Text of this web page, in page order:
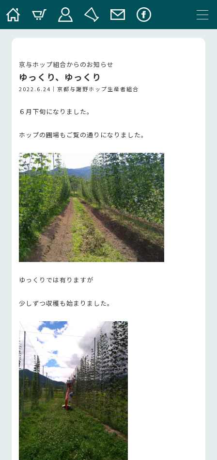
京与ホップ組合からのお知らせ
ゆっくり、ゆっくり
2022.6.24｜ 京都与謝野ホップ生産者組合
６月下旬になりました。
ホップの圃場もご覧の通りになりました。
ゆっくりでは有りますが
少しずつ収穫も始まりました。